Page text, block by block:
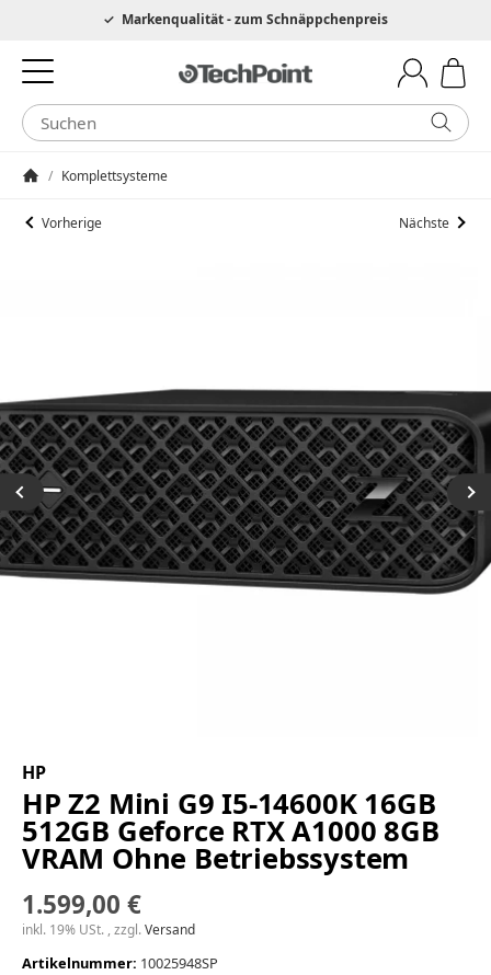
Hotline 0049 6205 3079975Markenqualität - zum Schnäppchenpreis
/ Komplettsysteme
Vorherige Nächste
HP
HP Z2 Mini G9 I5-14600K 16GB
512GB Geforce RTX A1000 8GB
VRAM Ohne Betriebssystem
1.599,00 €
inkl. 19% USt. , zzgl.Versand
Artikelnummer: 10025948SP